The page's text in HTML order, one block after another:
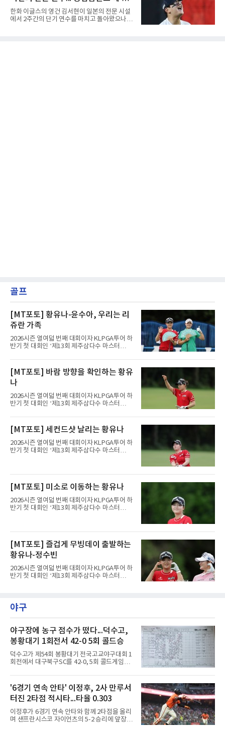
골프앤리조트 역시 전국적 폭염을 피해가지 못
했다. 대회장의 최고 기온은 35도에 달했다. 섬
지역 특성상 습도가 높아 체감온도는 더 높게 느
과
한화 이글스의 영건 김서현이 일본의 전문 시설
에서 2주간의 단기 연수를 마치고 돌아왔으나,
골프
[MT포토] 황유나-윤수아, 우리는 리
쥬란 가족
2026시즌 열여덟 번째 대회이자 KLPGA투어 하
반기 첫 대회인 ‘제13회 제주삼다수 마스터
제주도 서귀포시에 위치한 테디밸리 골프앤리조
트(파72/6,767야드)에서 열리고 있다.8일 현재
3라운드 경기가 펼쳐지고 있다.황유나(리쥬란)
가 1번 홀에서 경기하고 있다.
[MT포토] 바람 방향을 확인하는 황유
나
2026시즌 열여덟 번째 대회이자 KLPGA투어 하
반기 첫 대회인 ‘제13회 제주삼다수 마스터
제주도 서귀포시에 위치한 테디밸리 골프앤리조
트(파72/6,767야드)에서 열리고 있다.8일 현재
3라운드 경기가 펼쳐지고 있다.황유나(리쥬란)
가 1번 홀에서 경기하고 있다.
[MT포토] 세컨드샷 날리는 황유나
2026시즌 열여덟 번째 대회이자 KLPGA투어 하
반기 첫 대회인 ‘제13회 제주삼다수 마스터
트(파72/6,767야드)에서 열리고 있다.8일 현재
3라운드 경기가 펼쳐지고 있다.황유나(리쥬란)
가 1번 홀에서 경기하고 있다.
[MT포토] 미소로 이동하는 황유나
2026시즌 열여덟 번째 대회이자 KLPGA투어 하
반기 첫 대회인 ‘제13회 제주삼다수 마스터
트(파72/6,767야드)에서 열리고 있다.8일 현재
3라운드 경기가 펼쳐지고 있다.황유나(리쥬란)
가 1번 홀에서 경기하고 있다.
[MT포토] 즐겁게 무빙데이 출발하는
황유나-정수빈
2026시즌 열여덟 번째 대회이자 KLPGA투어 하
반기 첫 대회인 ‘제13회 제주삼다수 마스터
3라운드 경기가 펼쳐지고 있다.황유나(리쥬란)
가 1번 홀에서 경기하고 있다.
야구
야구장에 농구 점수가 떴다...덕수고,
봉황대기 1회전서 42-0 5회 콜드승
덕수고가 제54회 봉황대기 전국고교야구대회 1
회전에서 대구북구SC를 42-0, 5회 콜드게임으
경기에서 덕수고는 1회 5점, 2회 3점, 3회 10점
으로 18-0을 만든 뒤 4회 21점, 5회 3점을 보탰
다. 팀 안타 34개, 볼넷 12개를 기록했다.7번 타
자 유격수 홍주용은 4회 홈런 2개를 포함해 6타
수 6안타 3타점 4득점을 올렸고, 조원빈은 6타
수 6안타 5타점, 박종혁은 5타수 5안타 3타점을
남겼다. 선발 최희성은 5이닝 2피안타 무사사구
'6경기 연속 안타' 이정후, 2사 만루서
터진 2타점 적시타...타율 0.303
이정후가 6경기 연속 안타와 함께 2타점을 올리
며 샌프란시스코 자이언츠의 5-2 승리에 앞장섰